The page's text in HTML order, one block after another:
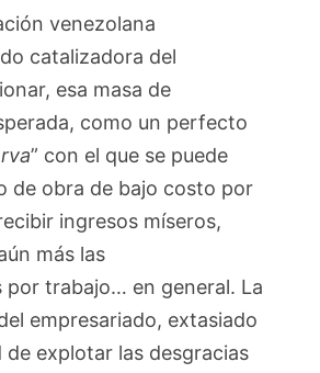
venezolana
catalizadora del
esa masa de
como un perfecto
” con el que se puede
de obra de bajo costo por
ingresos míseros,
más las
por trabajo… en general. La
empresariado, extasiado
de explotar las desgracias